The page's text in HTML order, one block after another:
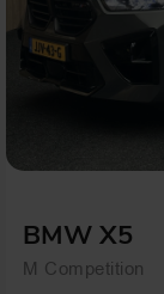
BMW X5
M Competition